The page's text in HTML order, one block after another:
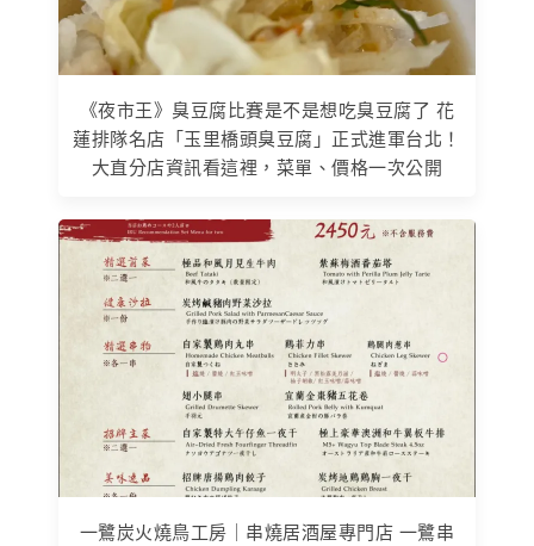
《夜市王》臭豆腐比賽是不是想吃臭豆腐了 花
蓮排隊名店「玉里橋頭臭豆腐」正式進軍台北！
大直分店資訊看這裡，菜單、價格一次公開
一鷺炭火燒鳥工房｜串燒居酒屋專門店 一鷺串